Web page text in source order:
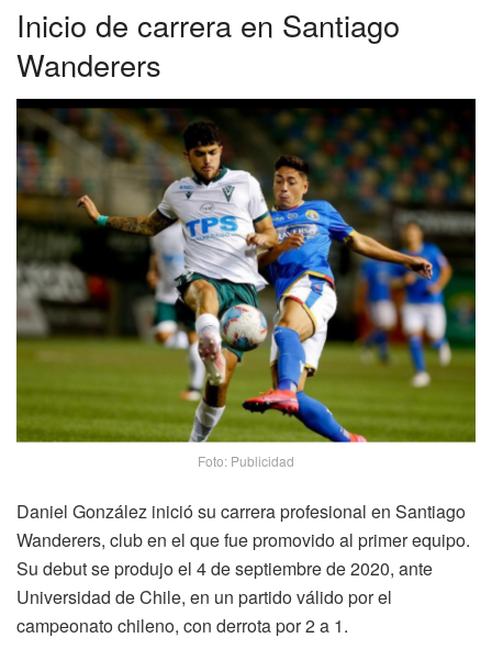
Inicio de carrera en Santiago
Wanderers
Foto: Publicidad
Daniel González inició su carrera profesional en Santiago
Wanderers, club en el que fue promovido al primer equipo.
Su debut se produjo el 4 de septiembre de 2020, ante
Universidad de Chile, en un partido válido por el
campeonato chileno, con derrota por 2 a 1.